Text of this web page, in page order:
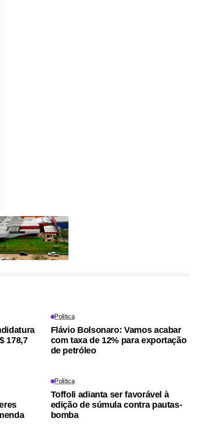
178,7
Política
Flávio Bolsonaro: Vamos acabar
com taxa de 12% para exportação
de petróleo
Política
Toffoli adianta ser favorável à
edição de súmula contra pautas-
bomba